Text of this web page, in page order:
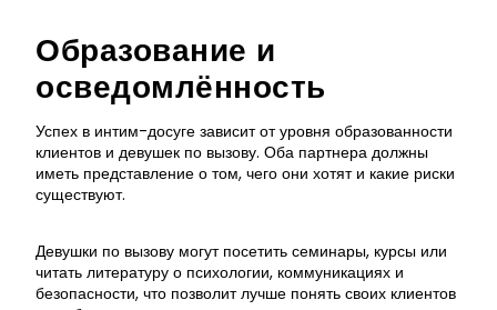
Образование и
осведомлённость
Успех в интим-досуге зависит от уровня образованности
клиентов и девушек по вызову. Оба партнера должны
иметь представление о том, чего они хотят и какие риски
существуют.
Девушки по вызову могут посетить семинары, курсы или
читать литературу о психологии, коммуникациях и
безопасности, что позволит лучше понять своих клиентов